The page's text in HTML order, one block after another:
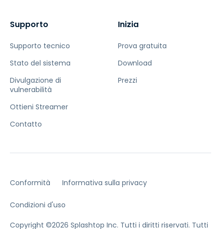
Supporto
Supporto tecnico
Stato del sistema
Divulgazione di
vulnerabilità
Ottieni Streamer
Contatto
Inizia
Prova gratuita
Download
Prezzi
Conformità Informativa sulla privacy
Condizioni d'uso
Copyright ©2026 Splashtop Inc. Tutti i diritti riservati. Tutti